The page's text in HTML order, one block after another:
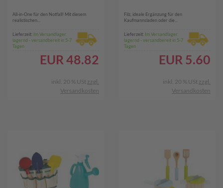
All-in-One für den Notfall! Mit diesem
realistischen...
Lieferzeit: Im Versandlager
lagernd - versandbereit in 5-7
Tagen
EUR 48.82
inkl. 20 % USt zzgl.
Versandkosten
Filz, ideale Ergänzung für den
Kaufmannsladen oder die...
Lieferzeit: Im Versandlager
lagernd - versandbereit in 5-7
Tagen
EUR 5.60
inkl. 20 % USt zzgl.
Versandkosten